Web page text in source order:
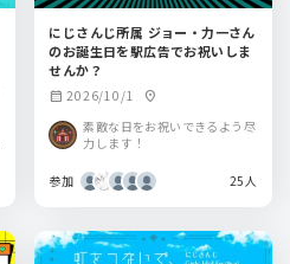
にじさんじ所属 ジョー・力一さん
のお誕生日を駅広告でお祝いしま
せんか？
calendar_month 2026/10/1 location_on
素敵な日をお祝いできるよう尽
力します！
参加 25人